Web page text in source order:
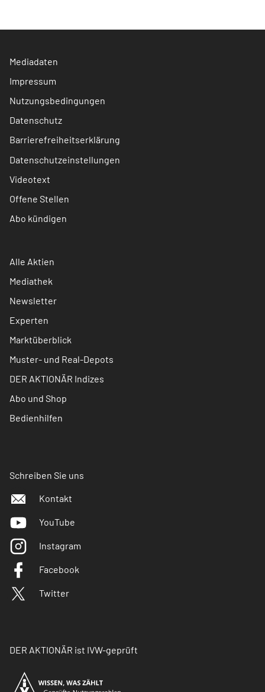
Mediadaten
Impressum
Nutzungsbedingungen
Datenschutz
Barrierefreiheitserklärung
Datenschutzeinstellungen
Videotext
Offene Stellen
Abo kündigen
Alle Aktien
Mediathek
Newsletter
Experten
Marktüberblick
Muster- und Real-Depots
DER AKTIONÄR Indizes
Abo und Shop
Bedienhilfen
Schreiben Sie uns
Kontakt
YouTube
Instagram
Facebook
Twitter
DER AKTIONÄR ist IVW-geprüft